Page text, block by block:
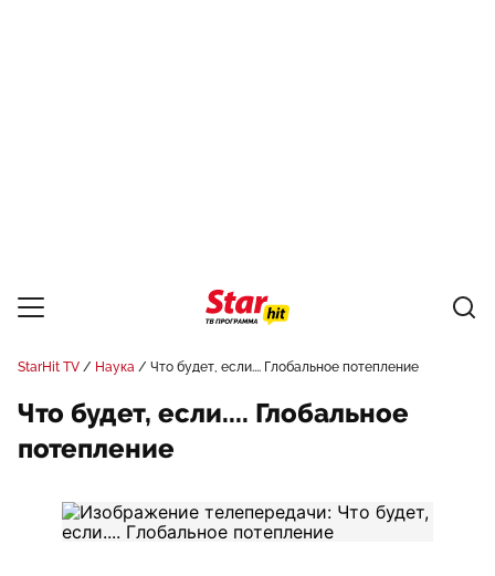
StarHit TV Наука Что будет, если.... Глобальное потепление
Что будет, если.... Глобальное
потепление